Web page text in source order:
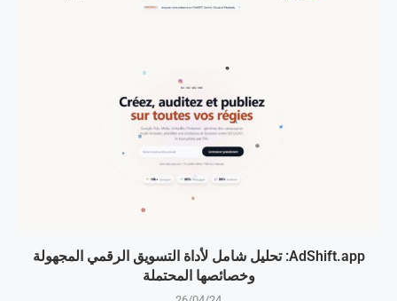
AdShift.app: تحليل شامل لأداة التسويق الرقمي المجهولة
وخصائصها المحتملة